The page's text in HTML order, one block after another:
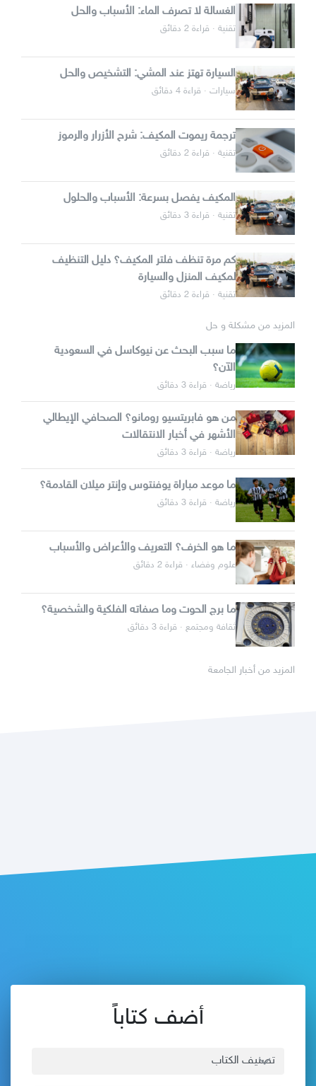
الغسالة لا تصرف الماء: الأسباب والحل
تقنية · قراءة 2 دقائق
السيارة تهتز عند المشي: التشخيص والحل
سيارات · قراءة 4 دقائق
ترجمة ريموت المكيف: شرح الأزرار والرموز
تقنية · قراءة 2 دقائق
المكيف يفصل بسرعة: الأسباب والحلول
تقنية · قراءة 3 دقائق
كم مرة تنظف فلتر المكيف؟ دليل التنظيف
لمكيف المنزل والسيارة
تقنية · قراءة 2 دقائق
المزيد من مشكلة و حل
ما سبب البحث عن نيوكاسل في السعودية
الآن؟
رياضة · قراءة 3 دقائق
من هو فابريتسيو رومانو؟ الصحافي الإيطالي
الأشهر في أخبار الانتقالات
رياضة · قراءة 3 دقائق
ما موعد مباراة يوفنتوس وإنتر ميلان القادمة؟
رياضة · قراءة 3 دقائق
ما هو الخرف؟ التعريف والأعراض والأسباب
علوم وفضاء · قراءة 2 دقائق
ما برج الحوت وما صفاته الفلكية والشخصية؟
ثقافة ومجتمع · قراءة 3 دقائق
المزيد من أخبار الجامعة
أضف كتاباً